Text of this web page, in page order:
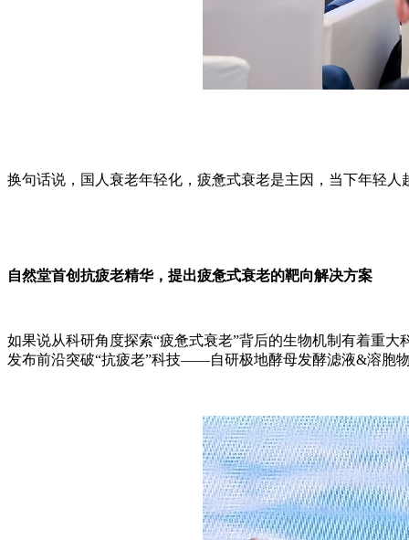
换句话说，国人衰老年轻化，疲惫式衰老是主因，当下年轻人
自然堂首创抗疲老精华，提出疲惫式衰老的靶向解决方案
如果说从科研角度探索“疲惫式衰老”背后的生物机制有着重
发布前沿突破“抗疲老”科技——自研极地酵母发酵滤液&溶胞